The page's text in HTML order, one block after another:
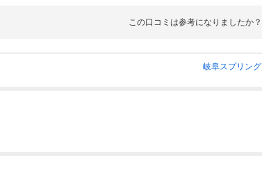
広いのか各ホールの移動に時間かかりますこの口コミは参考になりましたか？
岐阜スプリン